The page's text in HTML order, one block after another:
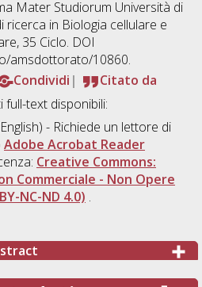
Mater Studiorum Università di
ricerca in Biologia cellulare e
, 35 Ciclo. DOI
amsdottorato/10860.
Condividi
Citato da
full-text disponibili:
- Richiede un lettore di
Adobe Acrobat Reader
Creative Commons:
Commerciale - Non Opere
NC-ND 4.0) .